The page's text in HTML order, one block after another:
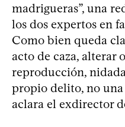
madrigueras”, una
los dos expertos en
Como bien queda
acto de caza, alterar
reproducción,
propio delito, no una
aclara el exdirector